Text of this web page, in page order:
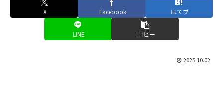
X Facebook はてブ
LINE コピー
2025.10.02